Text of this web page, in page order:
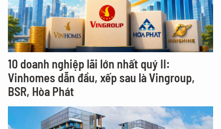
10 doanh nghiệp lãi lớn nhất quý II:
Vinhomes dẫn đầu, xếp sau là Vingroup,
BSR, Hòa Phát